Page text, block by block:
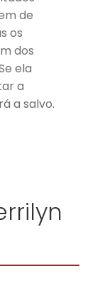
de
os
dos
ela
a
a salvo.